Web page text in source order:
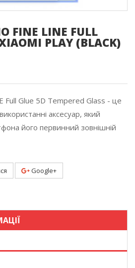
LINE FULL
PLAY (BLACK)
Full Glue 5D Tempered Glass - це
аксесуар, який
його первинний зовнішній
Google+